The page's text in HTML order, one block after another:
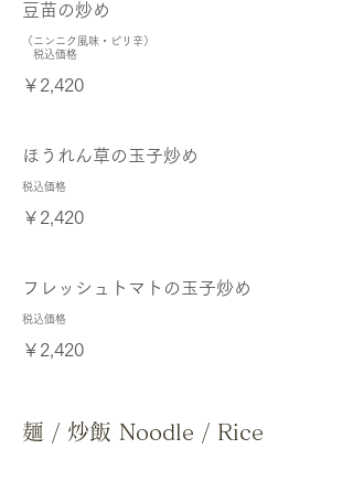
豆苗の炒め
（ニンニク風味・ピリ辛）
税込価格
￥2,420
ほうれん草の玉子炒め
税込価格
￥2,420
フレッシュトマトの玉子炒め
税込価格
￥2,420
麺 / 炒飯 Noodle / Rice